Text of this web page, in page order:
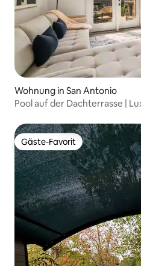
Wohnung in San Antonio
Pool auf der Dachterrasse |
Gäste-Favorit
Gäste-Favorit